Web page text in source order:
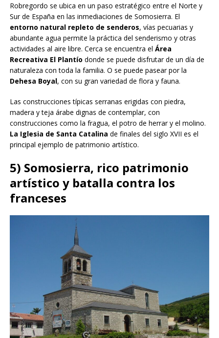
Robregordo se ubica en un paso estratégico entre el Norte y
Sur de España en las inmediaciones de Somosierra. El
entorno natural repleto de senderos, vías pecuarias y
abundante agua permite la práctica del senderismo y otras
actividades al aire libre. Cerca se encuentra el Área
Recreativa El Plantío donde se puede disfrutar de un día de
naturaleza con toda la familia. O se puede pasear por la
Dehesa Boyal, con su gran variedad de flora y fauna.
Las construcciones típicas serranas erigidas con piedra,
madera y teja árabe dignas de contemplar, con
construcciones como la fragua, el potro de herrar y el molino.
La Iglesia de Santa Catalina de finales del siglo XVII es el
principal ejemplo de patrimonio artístico.
5) Somosierra, rico patrimonio
artístico y batalla contra los
franceses